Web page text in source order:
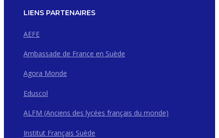
LIENS PARTENAIRES
AEFE
Ambassade de France en Suède
Agora Monde
Eduscol
ALFM (Anciens des lycées français du monde)
Institut Français Suède